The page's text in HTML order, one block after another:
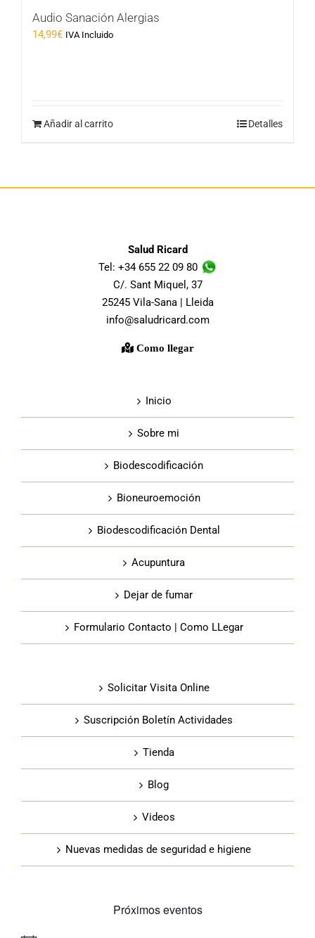
Audio Sanación Alergias
14,99€ IVA Incluido
Añadir al carrito Detalles
Salud Ricard
Tel: +34 655 22 09 80
C/. Sant Miquel, 37
25245 Vila-Sana | Lleida
info@saludricard.com
Como llegar
Inicio
Sobre mi
Biodescodificación
Bioneuroemoción
Biodescodificación Dental
Acupuntura
Dejar de fumar
Formulario Contacto | Como LLegar
Solicitar Visita Online
Suscripción Boletín Actividades
Tienda
Blog
Videos
Nuevas medidas de seguridad e higiene
Próximos eventos